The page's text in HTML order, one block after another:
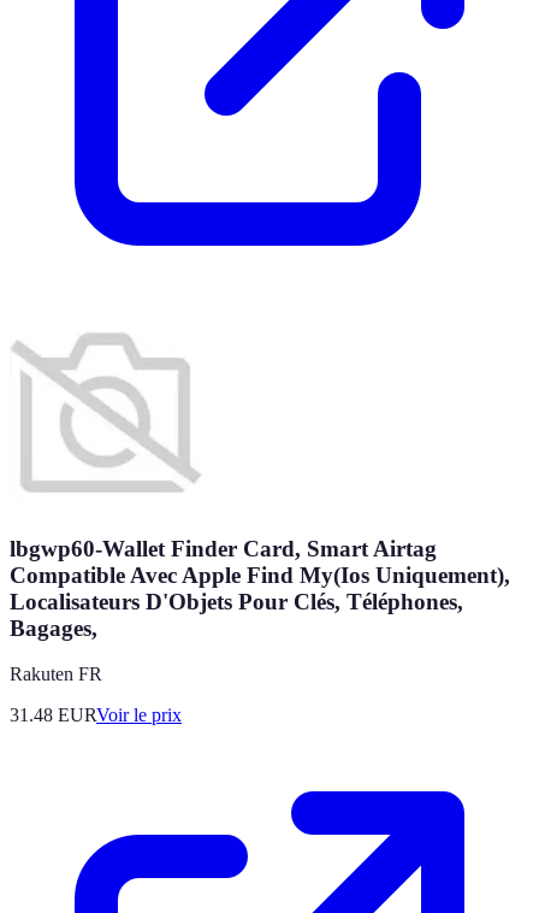
lbgwp60-Wallet Finder Card, Smart Airtag
Compatible Avec Apple Find My(Ios Uniquement),
Localisateurs D'Objets Pour Clés, Téléphones,
Bagages,
Rakuten FR
31.48 EURVoir le prix